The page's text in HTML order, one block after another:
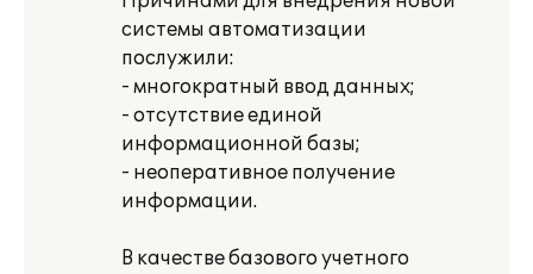
системы автоматизации
послужили:
- многократный ввод данных;
- отсутствие единой
информационной базы;
- неоперативное получение
информации.
В качестве базового учетного